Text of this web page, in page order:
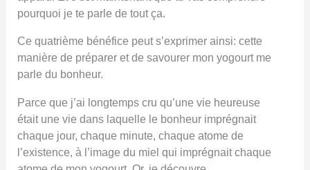
pourquoi je te parle de tout ça.
Ce quatrième bénéfice peut s’exprimer ainsi: cette
manière de préparer et de savourer mon yogourt me
parle du bonheur.
Parce que j’ai longtemps cru qu’une vie heureuse
était une vie dans laquelle le bonheur imprégnait
chaque jour, chaque minute, chaque atome de
l’existence, à l’image du miel qui imprégnait chaque